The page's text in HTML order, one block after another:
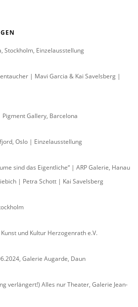
Stockholm, Einzelausstellung
| Mavi Garcia & Kai Savelsberg |
Gallery, Barcelona
Oslo | Einzelausstellung
sind das Eigentliche“ | ARP Galerie, Hanau
| Petra Schott | Kai Savelsberg
und Kultur Herzogenrath e.V.
Galerie Augarde, Daun
verlängert!) Alles nur Theater, Galerie Jean-